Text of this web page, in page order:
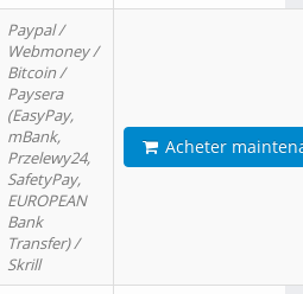
Paypal /
Webmoney /
Bitcoin /
Paysera
(EasyPay,
mBank,
Przelewy24,
SafetyPay,
EUROPEAN
Bank
Transfer) /
Skrill
Acheter